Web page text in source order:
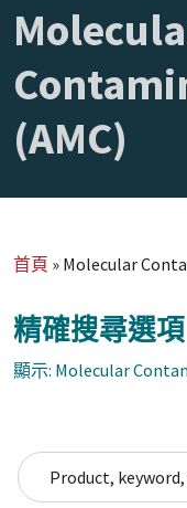
(AMC)
首頁 » Molecular
精確搜尋選項
顯示: Molecular
Search for: